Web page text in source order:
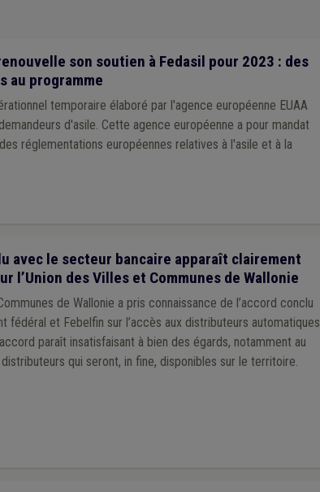
son soutien à Fedasil pour 2023 : des
au programme
temporaire élaboré par l'agence européenne EUAA
d'asile. Cette agence européenne a pour mandat
réglementations européennes relatives à l'asile et à la
avec le secteur bancaire apparaît clairement
l’Union des Villes et Communes de Wallonie
de Wallonie a pris connaissance de l’accord conclu
fédéral et Febelfin sur l’accès aux distributeurs automatiques
paraît insatisfaisant à bien des égards, notamment au
qui seront, in fine, disponibles sur le territoire.